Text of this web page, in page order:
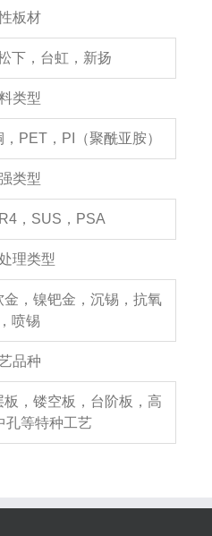
板材
下，台虹，新扬
类型
PET，PI（聚酰亚胺）
类型
，SUS，PSA
理类型
，镍钯金，沉锡，抗氧
喷锡
品种
，镂空板，台阶板，高
孔等特种工艺